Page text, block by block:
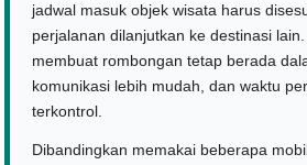
jadwal masuk objek wisata harus
perjalanan dilanjutkan ke destinasi
membuat rombongan tetap berada
komunikasi lebih mudah, dan waktu
terkontrol.
Dibandingkan memakai beberapa